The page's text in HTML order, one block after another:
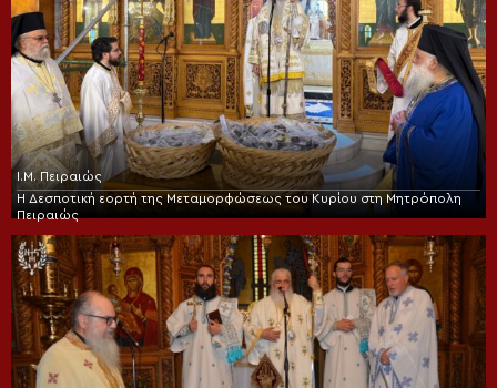
Ι.Μ. Πειραιώς
Η Δεσποτική εορτή της Μεταμορφώσεως του Κυρίου στη Μητρόπολη
Πειραιώς